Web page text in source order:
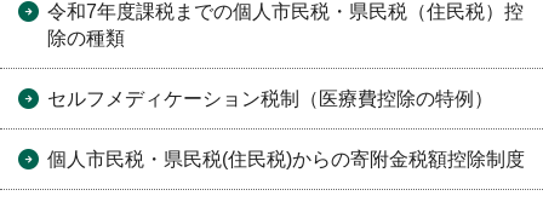
令和7年度課税までの個人市民税・県民税（住民税）控
除の種類
セルフメディケーション税制（医療費控除の特例）
個人市民税・県民税(住民税)からの寄附金税額控除制度